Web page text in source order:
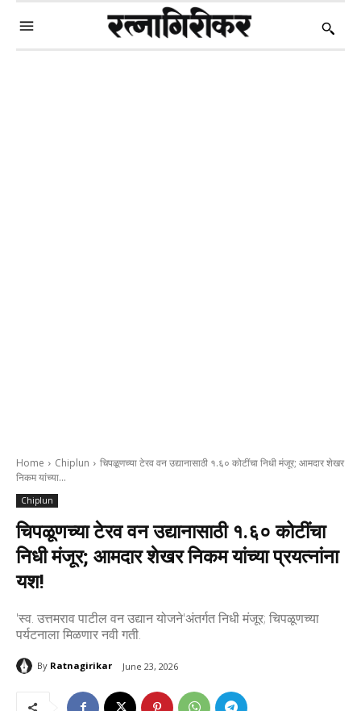
Home Chiplun
चिपळूणच्या टेरव वन उद्यानासाठी १.६० कोटींचा निधी मंजूर; आमदार शेखर
निकम यांच्या...
Chiplun
चिपळूणच्या टेरव वन उद्यानासाठी १.६० कोटींचा
निधी मंजूर; आमदार शेखर निकम यांच्या प्रयत्नांना
यश!
'स्व. उत्तमराव पाटील वन उद्यान योजने'अंतर्गत निधी मंजूर; चिपळूणच्या
पर्यटनाला मिळणार नवी गती.
By Ratnagirikar June 23, 2026